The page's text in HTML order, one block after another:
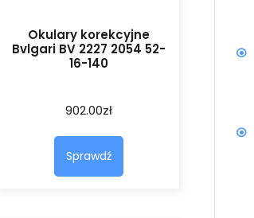
Okulary korekcyjne
Bvlgari BV 2227 2054 52-
16-140
902.00zł
Sprawdź